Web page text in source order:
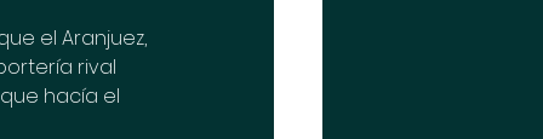
el Aranjuez,
rival
hacía el